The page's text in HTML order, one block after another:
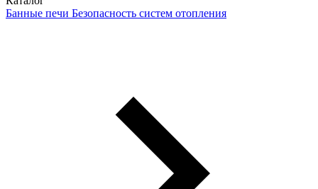
Банные печи Безопасность систем отопления